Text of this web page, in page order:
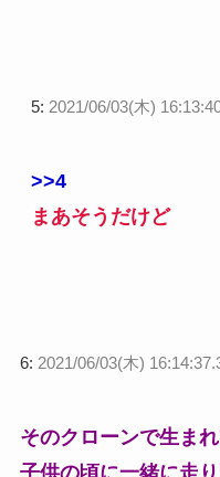
5: 2021/06/03(木)
>>4
まあそうだけど
6: 2021/06/03(木)
そのクローンで生まれ
子供の頃に一緒に走